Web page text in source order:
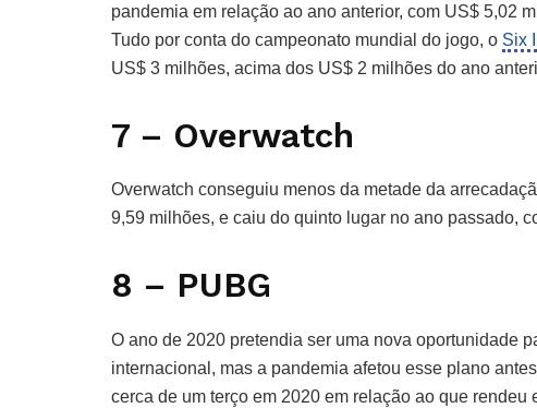
pandemia em relação ao ano anterior, com US$ 5,02
Tudo por conta do campeonato mundial do jogo, o Six
US$ 3 milhões, acima dos US$ 2 milhões do ano
7 – Overwatch
Overwatch conseguiu menos da metade da
9,59 milhões, e caiu do quinto lugar no ano passado,
8 – PUBG
O ano de 2020 pretendia ser uma nova oportunidade
internacional, mas a pandemia afetou esse plano
cerca de um terço em 2020 em relação ao que